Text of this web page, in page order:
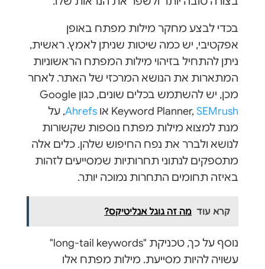
בכדי לבצע מחקר מילות מפתח באופן
אפקטיבי, יש כמה שיטות שניתן לאמץ. ראשית,
ניתן להתחיל בזיהוי מילות המפתח הראשוניות
המתארות את הנושא המרכזי של האתר. לאחר
מכן, יש להשתמש בכלים שונים, כגון Google
Keyword Planner,SEMrush או Ahrefs, על
מנת למצוא מילות מפתח נוספות שקשורות
לנושא ולברר את נפח החיפוש שלהן. כלים אלה
מתספקים לנתוני תחרותיות שמסייעים לזהות
באיזה תחומים התחרות נמוכה יותר.
קרא עוד מה זה גוגל אנליטיקס?
נוסף על כך, טכניקת "long-tail keywords"
עשויה להיות מסייעת. מילות מפתח אלו